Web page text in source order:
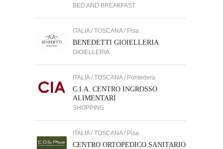
BED AND BREAKFAST
ITALIA / TOSCANA / Pisa
BENEDETTI GIOIELLERIA
GIOIELLERIA
ITALIA / TOSCANA / Pontedera
C.I.A. CENTRO INGROSSO
ALIMENTARI
SHOPPING
ITALIA / TOSCANA / Pisa
CENTRO ORTOPEDICO SANITARIO